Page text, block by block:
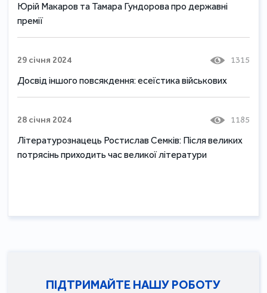
Юрій Макаров та Тамара Гундорова про державні
премії
29 січня 2024 1315
Досвід іншого повсякдення: есеїстика військових
28 січня 2024 1185
Літературознацець Ростислав Семків: Після великих
потрясінь приходить час великої літератури
ПІДТРИМАЙТЕ НАШУ РОБОТУ